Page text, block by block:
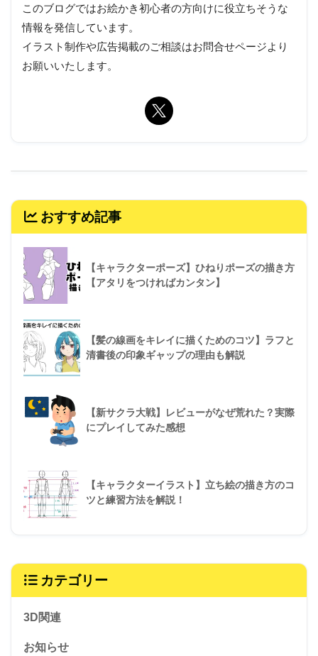
このブログではお絵かき初心者の方向けに役立ちそうな
情報を発信しています。
イラスト制作や広告掲載のご相談はお問合せページより
お願いいたします。
おすすめ記事
【キャラクターポーズ】ひねりポーズの描き方
【アタリをつければカンタン】
【髪の線画をキレイに描くためのコツ】ラフと
清書後の印象ギャップの理由も解説
【新サクラ大戦】レビューがなぜ荒れた？実際
にプレイしてみた感想
【キャラクターイラスト】立ち絵の描き方のコ
ツと練習方法を解説！
カテゴリー
3D関連
お知らせ